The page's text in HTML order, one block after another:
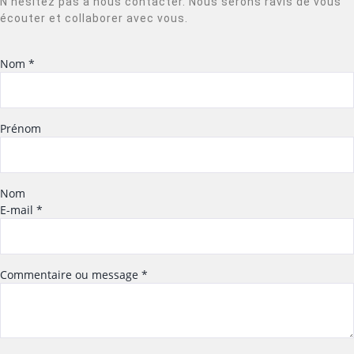
écouter et collaborer avec vous.
Nom *
Prénom
Nom
E-mail *
Commentaire ou message *